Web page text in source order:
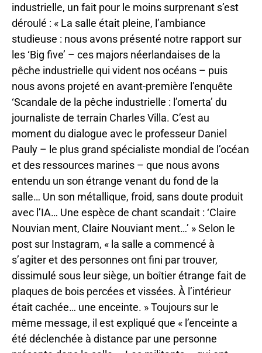
industrielle, un fait pour le moins surprenant s’est
déroulé : « La salle était pleine, l’ambiance
studieuse : nous avons présenté notre rapport sur
les ‘Big five’ – ces majors néerlandaises de la
pêche industrielle qui vident nos océans – puis
nous avons projeté en avant-première l’enquête
‘Scandale de la pêche industrielle : l’omerta’ du
journaliste de terrain Charles Villa. C’est au
moment du dialogue avec le professeur Daniel
Pauly – le plus grand spécialiste mondial de l’océan
et des ressources marines – que nous avons
entendu un son étrange venant du fond de la
salle… Un son métallique, froid, sans doute produit
avec l’IA… Une espèce de chant scandait : ‘Claire
Nouvian ment, Claire Nouviant ment…’ » Selon le
post sur Instagram, « la salle a commencé à
s’agiter et des personnes ont fini par trouver,
dissimulé sous leur siège, un boîtier étrange fait de
plaques de bois percées et vissées. À l’intérieur
était cachée… une enceinte. » Toujours sur le
même message, il est expliqué que « l’enceinte a
été déclenchée à distance par une personne